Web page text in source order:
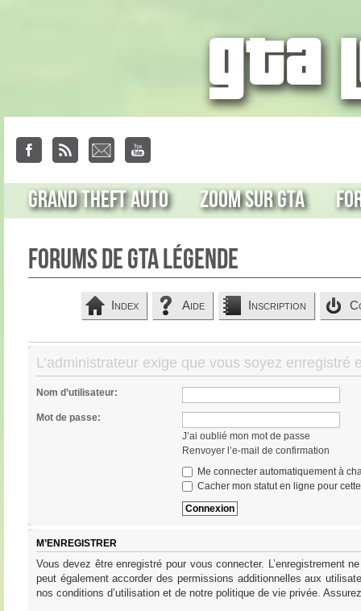
Grand Theft Auto Zoom sur GTA
Forums de GTA Légende
Index Aide Inscription
L’administrateur exige que vous soyez
Nom d’utilisateur:
Mot de passe:
J’ai oublié mon mot de passe
Renvoyer l’e-mail de confirmation
Me connecter automatiquement à
Cacher mon statut en ligne pour
M’ENREGISTRER
Vous devez être enregistré pour vous connecter. L’enregistrement
peut également accorder des permissions additionnelles aux
nos conditions d’utilisation et de notre politique de vie privée.